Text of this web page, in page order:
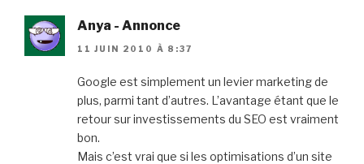
Anya - Annonce
11 JUIN 2010 À 8:37
Google est simplement un levier marketing de
plus, parmi tant d’autres. L’avantage étant que le
retour sur investissements du SEO est vraiment
bon.
Mais c’est vrai que si les optimisations d’un site